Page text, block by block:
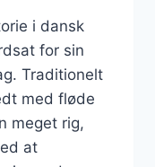
i dansk
for sin
Traditionelt
med fløde
meget rig,
at